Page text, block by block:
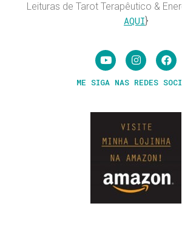
Leituras de Tarot Terapêutico &
AQUI}
ME SIGA NAS REDES